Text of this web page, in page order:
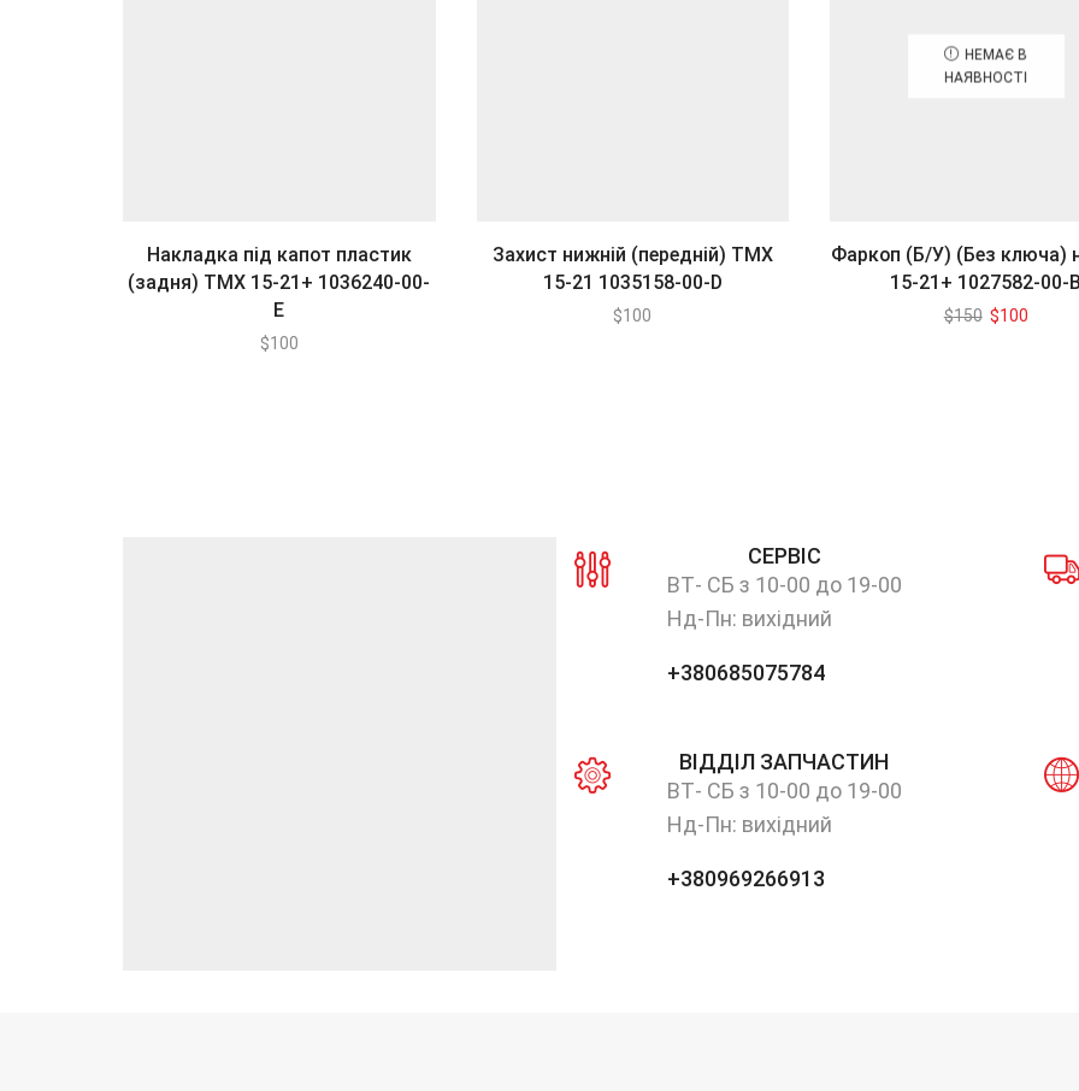
Накладка під капот пластик
(задня) TMX 15-21+ 1036240-00-
E
$100
Захист нижній (передній) TMХ
15-21 1035158-00-D
$100
НЕМАЄ В
НАЯВНОСТІ
Фаркоп (Б/У) (Без ключа)
15-21+ 1027582-00-В
$150 Оригінальна
$100
СЕРВІС
ВТ- СБ з 10-00 до 19-00
Нд-Пн: вихідний
+380685075784
ВІДДІЛ ЗАПЧАСТИН
ВТ- СБ з 10-00 до 19-00
Нд-Пн: вихідний
+380969266913